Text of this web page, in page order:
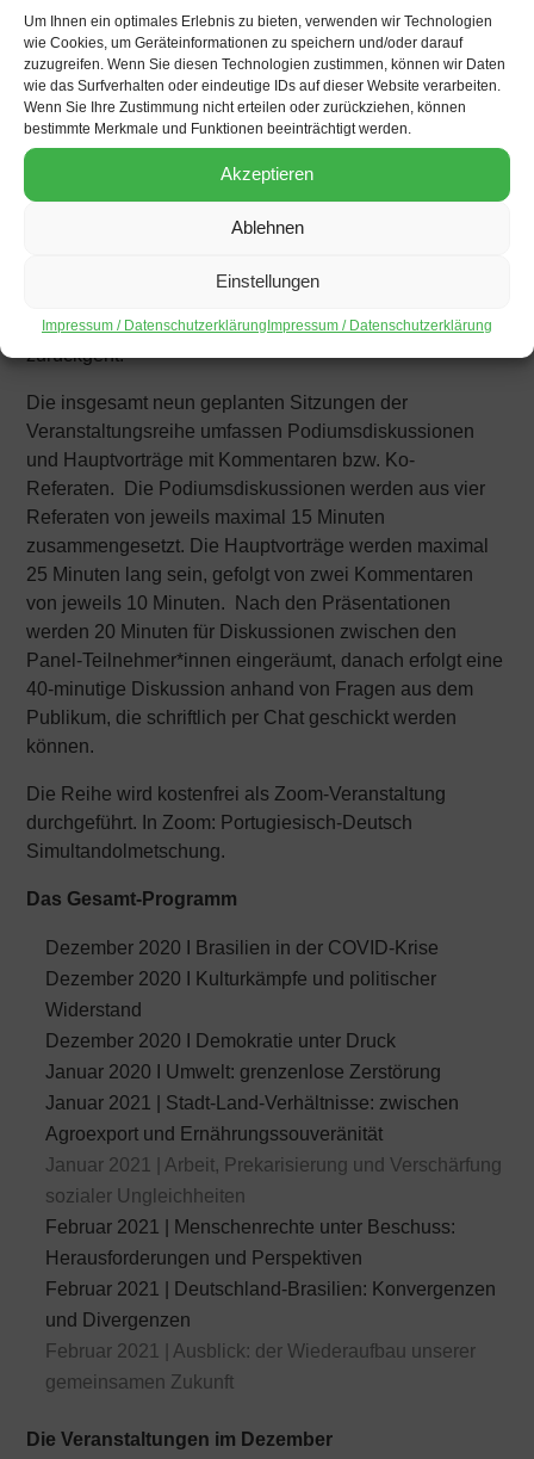
Um Ihnen ein optimales Erlebnis zu bieten, verwenden wir Technologien
wie Cookies, um Geräteinformationen zu speichern und/oder darauf
zuzugreifen. Wenn Sie diesen Technologien zustimmen, können wir Daten
wie das Surfverhalten oder eindeutige IDs auf dieser Website verarbeiten.
Wenn Sie Ihre Zustimmung nicht erteilen oder zurückziehen, können
bestimmte Merkmale und Funktionen beeinträchtigt werden.
Akzeptieren
Ablehnen
Einstellungen
Impressum / DatenschutzerklärungImpressum / Datenschutzerklärung
Das Format
Der Titel der Veranstaltungsreihe „Berliner
Brasiliendialoge“ weist einerseits auf die Organisation
der Veranstaltung im Rahmen der
Kooperationszusammenarbeit zwischen Deutschland
und Brasilien und auf ihre Verdichtung in Berlin hin.
der deutschen und der internationalen Öffentlichkeit breit
Brasiliens nach der erfolgreichen
Demokratisierungsphase, die auf die 1990er Jahre
zurückgeht.
Die insgesamt neun geplanten Sitzungen der
Veranstaltungsreihe umfassen Podiumsdiskussionen
und Hauptvorträge mit Kommentaren bzw. Ko-
Referaten. Die Podiumsdiskussionen werden aus vier
Referaten von jeweils maximal 15 Minuten
zusammengesetzt. Die Hauptvorträge werden maximal
25 Minuten lang sein, gefolgt von zwei Kommentaren
von jeweils 10 Minuten. Nach den Präsentationen
werden 20 Minuten für Diskussionen zwischen den
Panel-Teilnehmer*innen eingeräumt, danach erfolgt eine
40-minutige Diskussion anhand von Fragen aus dem
Publikum, die schriftlich per Chat geschickt werden
können.
Die Reihe wird kostenfrei als Zoom-Veranstaltung
durchgeführt. In Zoom: Portugiesisch-Deutsch
Simultandolmetschung.
Das Gesamt-Programm
Dezember 2020 I Brasilien in der COVID-Krise
Dezember 2020 I Kulturkämpfe und politischer
Widerstand
Dezember 2020 I Demokratie unter Druck
Januar 2020 I Umwelt: grenzenlose Zerstörung
Januar 2021 | Stadt-Land-Verhältnisse: zwischen
Agroexport und Ernährungssouveränität
Januar 2021 | Arbeit, Prekarisierung und Verschärfung
sozialer Ungleichheiten
Februar 2021 | Menschenrechte unter Beschuss:
Herausforderungen und Perspektiven
Februar 2021 | Deutschland-Brasilien: Konvergenzen
und Divergenzen
Februar 2021 | Ausblick: der Wiederaufbau unserer
gemeinsamen Zukunft
Die Veranstaltungen im Dezember